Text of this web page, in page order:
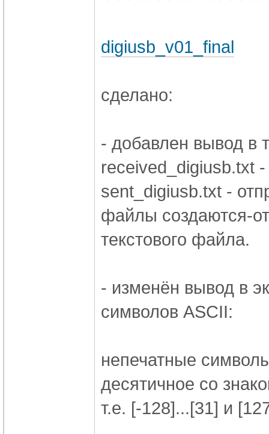
digiusb_v01_final
сделано:
- добавлен вывод в
received_digiusb.txt
sent_digiusb.txt -
файлы создаются-
текстового файла.
- изменён вывод в
символов ASCII:
непечатные
десятичное со
т.е. [-128]...[31] и